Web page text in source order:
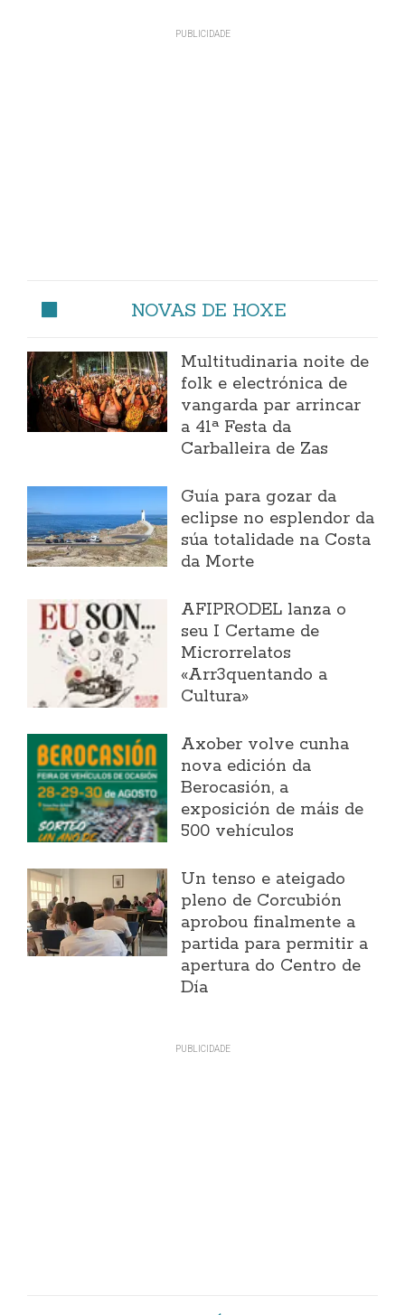
NOVAS DE HOXE
Multitudinaria noite de
folk e electrónica de
vangarda par arrincar
a 41ª Festa da
Carballeira de Zas
Guía para gozar da
eclipse no esplendor da
súa totalidade na Costa
da Morte
AFIPRODEL lanza o
seu I Certame de
Microrrelatos
«Arr3quentando a
Cultura»
Axober volve cunha
nova edición da
Berocasión, a
exposición de máis de
500 vehículos
Un tenso e ateigado
pleno de Corcubión
aprobou finalmente a
partida para permitir a
apertura do Centro de
Día